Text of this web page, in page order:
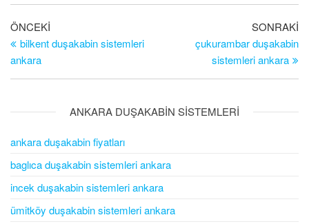
Yazı dolaşımı
Önceki Yazı
ÖNCEKI
bilkent duşakabin sistemleri
ankara
SONRAKI
çukurambar duşakabin
sistemleri ankara
ANKARA DUŞAKABİN SİSTEMLERİ
ankara duşakabin fiyatları
baglıca duşakabin sistemleri ankara
incek duşakabin sistemleri ankara
ümitköy duşakabin sistemleri ankara